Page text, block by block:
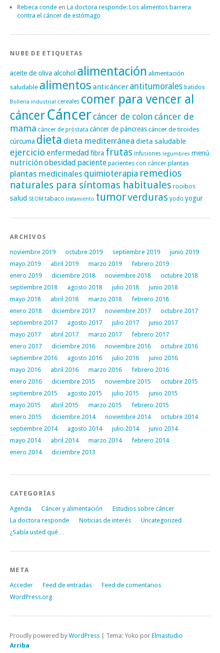
Rebeca conde en La doctora responde: Los alimentos barrera
contra el cáncer de estómago
NUBE DE ETIQUETAS
aceite de oliva alcohol alimentación alimentación
saludable alimentos anticáncer antitumorales batidos
Bollería industrial cereales comer para vencer al
cáncerCáncer cáncer de colon cáncer de
mama cáncer de próstata cáncer de páncreascáncer de tiroides
cúrcuma dieta dieta mediterránea dieta saludable
ejercicio enfermedadfibra frutas infusiones legumbres menú
nutriciónobesidad paciente pacientes con cáncer plantas
plantas medicinales quimioterapia remedios
naturales para síntomas habituales rooibos
salud SEOM tabaco tratamiento tumorverduras yodo yogur
ARCHIVOS
noviembre 2019 octubre 2019 septiembre 2019
junio 2019
mayo 2019
abril 2019 marzo 2019
febrero 2019
enero 2019
diciembre 2018 noviembre 2018
octubre 2018
septiembre 2018
agosto 2018 julio 2018
junio 2018
mayo 2018
abril 2018 marzo 2018
febrero 2018
enero 2018
diciembre 2017 noviembre 2017
octubre 2017
septiembre 2017
agosto 2017 julio 2017
junio 2017
mayo 2017
abril 2017 marzo 2017
febrero 2017
enero 2017
diciembre 2016 noviembre 2016
octubre 2016
septiembre 2016
agosto 2016 julio 2016
junio 2016
mayo 2016
abril 2016 marzo 2016
febrero 2016
enero 2016
diciembre 2015 noviembre 2015
octubre 2015
septiembre 2015
agosto 2015 julio 2015
junio 2015
mayo 2015
abril 2015 marzo 2015
febrero 2015
enero 2015
diciembre 2014 noviembre 2014
octubre 2014
septiembre 2014
agosto 2014 julio 2014
junio 2014
mayo 2014
abril 2014 marzo 2014
febrero 2014
enero 2014
diciembre 2013
CATEGORÍAS
Agenda Cáncer y alimentación
Estudios sobre cáncer
La doctora responde
Noticias de interés
Uncategorized
¿Sabía usted qué…
META
Acceder Feed de entradas
Feed de comentarios
WordPress.org
Proudly powered by WordPress Tema: Yoko por Elmastudio
Arriba